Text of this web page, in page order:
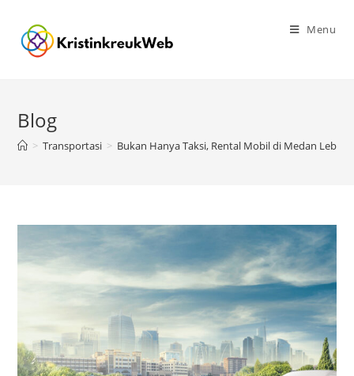
content
Menu
Blog
> Transportasi > Bukan Hanya Taksi, Rental Mobil di Medan Lebih